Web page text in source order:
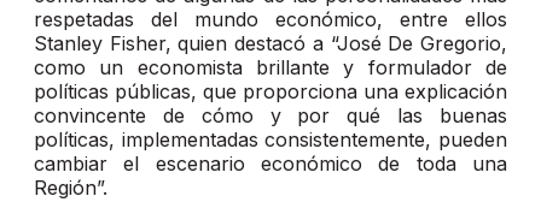
respetadas del mundo económico, entre ellos
Stanley Fisher, quien destacó a “José De Gregorio,
como un economista brillante y formulador de
políticas públicas, que proporciona una explicación
convincente de cómo y por qué las buenas
políticas, implementadas consistentemente, pueden
cambiar el escenario económico de toda una
Región”.